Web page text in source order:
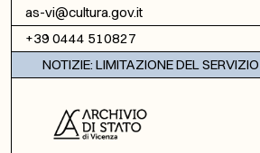
Vai al contenuto
as-vi@cultura.gov.it
+39 0444 510827
NOTIZIE: LIMITAZIONE DEL SERVIZIO